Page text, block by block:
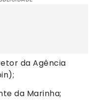
da Agência
da Marinha;